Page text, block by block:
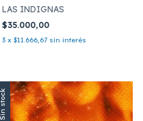
LAS INDIGNAS
$35.000,00
3 x $11.666,67 sin interés
Sin stock